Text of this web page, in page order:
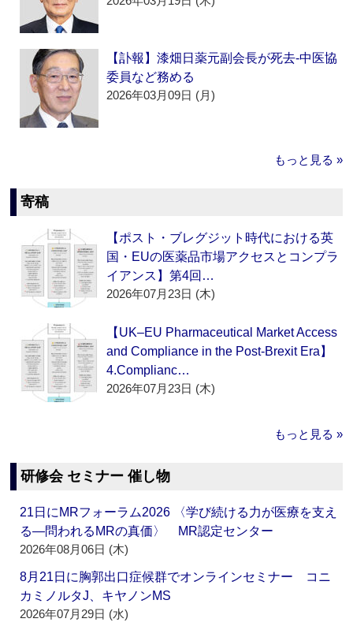
【訃報】漆畑日薬元副会長が死去‐中医協
委員など務める
2026年03月09日 (月)
もっと見る »
寄稿
【ポスト・ブレグジット時代における英
国・EUの医薬品市場アクセスとコンプラ
イアンス】第4回…
2026年07月23日 (木)
【UK–EU Pharmaceutical Market Access
and Compliance in the Post-Brexit Era】
4.Complianc…
2026年07月23日 (木)
もっと見る »
研修会 セミナー 催し物
21日にMRフォーラム2026 〈学び続ける力が医療を支え
る―問われるMRの真価〉 MR認定センター
2026年08月06日 (木)
8月21日に胸郭出口症候群でオンラインセミナー コニ
カミノルタJ、キヤノンMS
2026年07月29日 (水)